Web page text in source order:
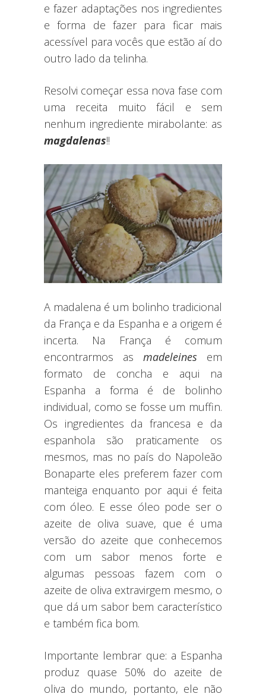
e fazer adaptações nos ingredientes
e forma de fazer para ficar mais
acessível para vocês que estão aí do
outro lado da telinha.
Resolvi começar essa nova fase com
uma receita muito fácil e sem
nenhum ingrediente mirabolante: as
magdalenas!!
A madalena é um bolinho tradicional
da França e da Espanha e a origem é
incerta. Na França é comum
encontrarmos as madeleines em
formato de concha e aqui na
Espanha a forma é de bolinho
individual, como se fosse um muffin.
Os ingredientes da francesa e da
espanhola são praticamente os
mesmos, mas no país do Napoleão
Bonaparte eles preferem fazer com
manteiga enquanto por aqui é feita
com óleo. E esse óleo pode ser o
azeite de oliva suave, que é uma
versão do azeite que conhecemos
com um sabor menos forte e
algumas pessoas fazem com o
azeite de oliva extravirgem mesmo, o
que dá um sabor bem característico
e também fica bom.
Importante lembrar que: a Espanha
produz quase 50% do azeite de
oliva do mundo, portanto, ele não